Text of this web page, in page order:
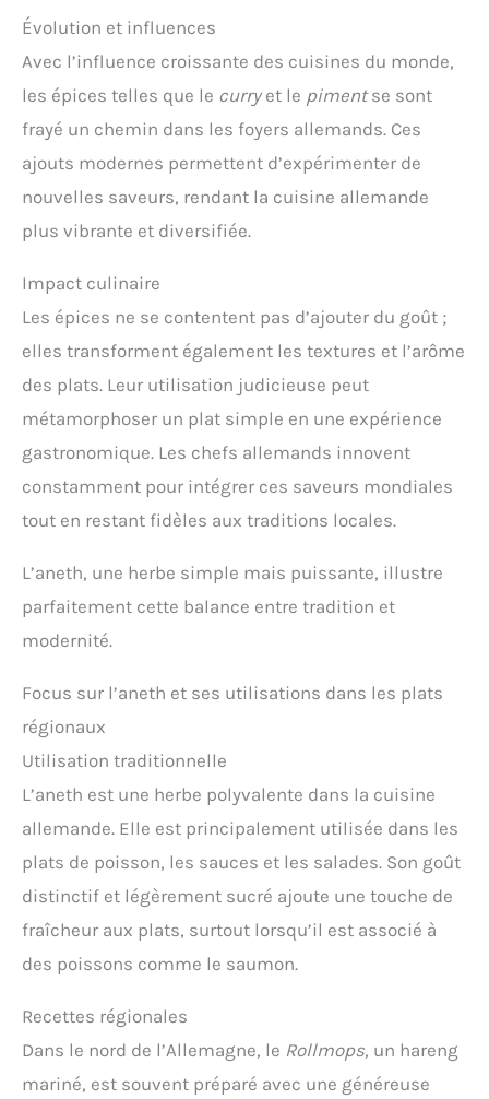
Évolution et influences
Avec l’influence croissante des cuisines du monde,
les épices telles que le curryet le pimentse sont
frayé un chemin dans les foyers allemands. Ces
ajouts modernes permettent d’expérimenter de
nouvelles saveurs, rendant la cuisine allemande
plus vibrante et diversifiée.
Impact culinaire
Les épices ne se contentent pas d’ajouter du goût ;
elles transforment également les textures et l’arôme
des plats. Leur utilisation judicieuse peut
métamorphoser un plat simple en une expérience
gastronomique. Les chefs allemands innovent
constamment pour intégrer ces saveurs mondiales
tout en restant fidèles aux traditions locales.
L’aneth, une herbe simple mais puissante, illustre
parfaitement cette balance entre tradition et
modernité.
Focus sur l’aneth et ses utilisations dans les plats
régionaux
Utilisation traditionnelle
L’aneth est une herbe polyvalente dans la cuisine
allemande. Elle est principalement utilisée dans les
plats de poisson, les sauces et les salades. Son goût
distinctif et légèrement sucré ajoute une touche de
fraîcheur aux plats, surtout lorsqu’il est associé à
des poissons comme le saumon.
Recettes régionales
Dans le nord de l’Allemagne, le Rollmops, un hareng
mariné, est souvent préparé avec une généreuse